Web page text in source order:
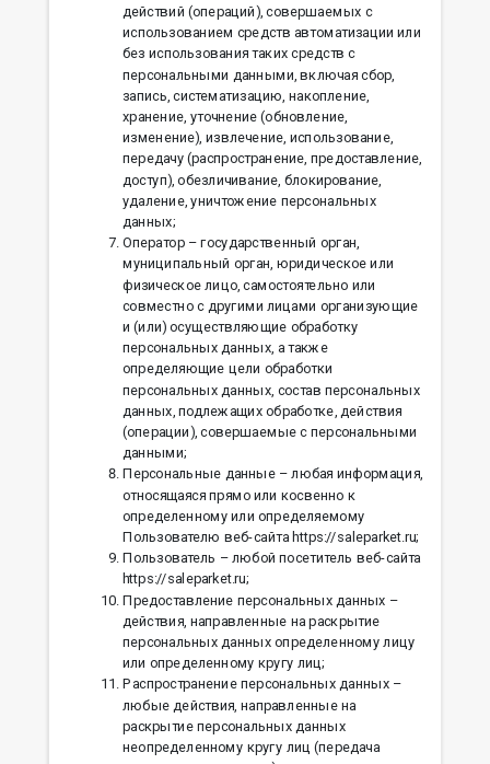
действий (операций), совершаемых с
использованием средств автоматизации или
без использования таких средств с
персональными данными, включая сбор,
запись, систематизацию, накопление,
хранение, уточнение (обновление,
изменение), извлечение, использование,
передачу (распространение, предоставление,
доступ), обезличивание, блокирование,
удаление, уничтожение персональных
данных;
Оператор – государственный орган,
муниципальный орган, юридическое или
физическое лицо, самостоятельно или
совместно с другими лицами организующие
и (или) осуществляющие обработку
персональных данных, а также
определяющие цели обработки
персональных данных, состав персональных
данных, подлежащих обработке, действия
(операции), совершаемые с персональными
данными;
Персональные данные – любая информация,
относящаяся прямо или косвенно к
определенному или определяемому
Пользователю веб-сайта https://saleparket.ru;
Пользователь – любой посетитель веб-сайта
https://saleparket.ru;
Предоставление персональных данных –
действия, направленные на раскрытие
персональных данных определенному лицу
или определенному кругу лиц;
Распространение персональных данных –
любые действия, направленные на
раскрытие персональных данных
неопределенному кругу лиц (передача